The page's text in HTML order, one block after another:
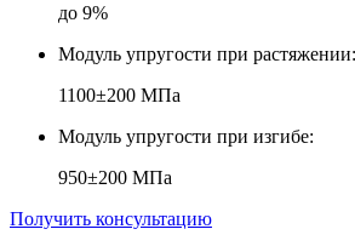
до 9%
Модуль упругости при растяжении:
1100±200 МПа
Модуль упругости при изгибе:
950±200 МПа
Получить консультацию